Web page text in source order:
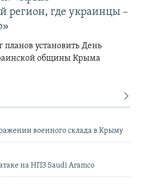
регион, где украинцы –
планов установить День
общины Крыма
военного склада в Крыму
на НПЗ Saudi Aramco